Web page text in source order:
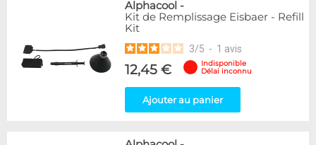
Alphacool -
Kit de Remplissage Eisbaer - Refill
Kit
3/5 - 1 avis
12,45 €
Indisponible
Délai inconnu
Ajouter au panier